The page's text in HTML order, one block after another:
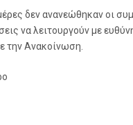
δεν ανανεώθηκαν οι
να λειτουργούν με
την Ανακοίνωση.